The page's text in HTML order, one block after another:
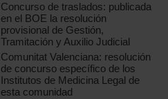
Concurso de traslados: publicada
en el BOE la resolución
provisional de Gestión,
Tramitación y Auxilio Judicial
Comunitat Valenciana: resolución
de concurso específico de los
Institutos de Medicina Legal de
esta comunidad